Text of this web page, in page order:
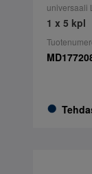
universaali
1 x 5 kpl